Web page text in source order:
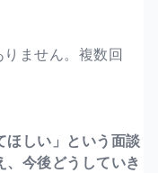
ません。複数回
ほしい」という面談
今後どうしていき